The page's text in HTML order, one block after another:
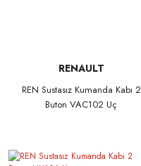
RENAULT
REN Sustasız Kumanda Kabı 2
Buton VAC102 Uç